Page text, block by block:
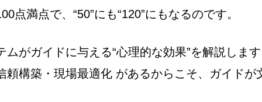
点満点で、“50”にも“120”にもなるのです。
がガイドに与える“心理的な効果”を解説しま
頼構築・現場最適化 があるからこそ、ガイド